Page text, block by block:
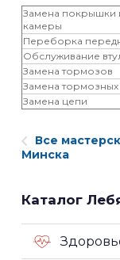
Замена покрышки
камеры
Переборка
Обслуживание
Замена тормозов
Замена тормозных
Замена цепи
Все
Минска
Каталог